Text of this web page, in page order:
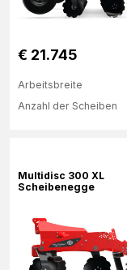
€ 21.745
Arbeitsbreite
Anzahl der Scheiben
Multidisc 300 XL
Scheibenegge